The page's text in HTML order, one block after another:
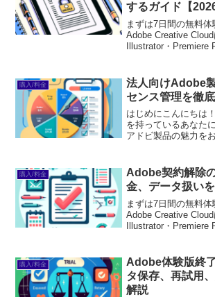
するガイド【2026
まずは7日間の無料体
Adobe Creative
Illustrator・Premiere
→※...
購入/料金
法人向けAdobe
センス管理を徹
はじめにこんにちは
を持っているあなた
アドビ製品の魅力を
設計されています。
者の方が抱える悩み
購入/料金
Adobe契約解除
金、データ扱い
まずは7日間の無料体
Adobe Creative
Illustrator・Premiere
→※...
購入/料金
Adobe体験版終
タ保存、再試用
解説